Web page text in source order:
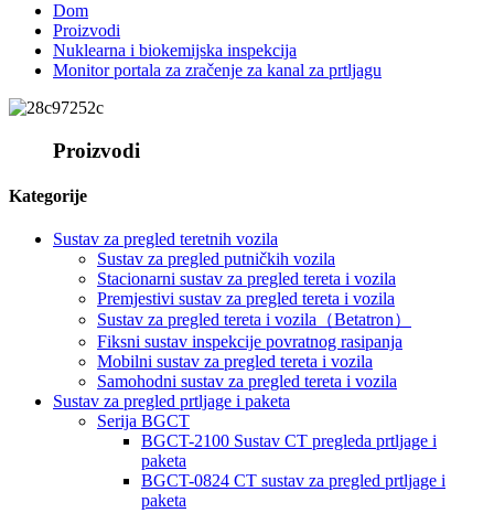
Dom
Proizvodi
Nuklearna i biokemijska inspekcija
Monitor portala za zračenje za kanal za prtljagu
Proizvodi
Kategorije
Sustav za pregled teretnih vozila
Sustav za pregled putničkih vozila
Stacionarni sustav za pregled tereta i vozila
Premjestivi sustav za pregled tereta i vozila
Sustav za pregled tereta i vozila（Betatron）
Fiksni sustav inspekcije povratnog rasipanja
Mobilni sustav za pregled tereta i vozila
Samohodni sustav za pregled tereta i vozila
Sustav za pregled prtljage i paketa
Serija BGCT
BGCT-2100 Sustav CT pregleda prtljage i
paketa
BGCT-0824 CT sustav za pregled prtljage i
paketa